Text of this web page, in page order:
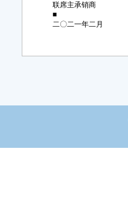
联席主承销商
■
二〇二一年二月